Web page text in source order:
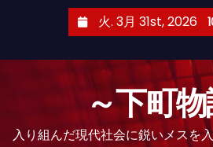
火. 3月 31st, 2026
～下町
入り組んだ現代社会に鋭いメスを